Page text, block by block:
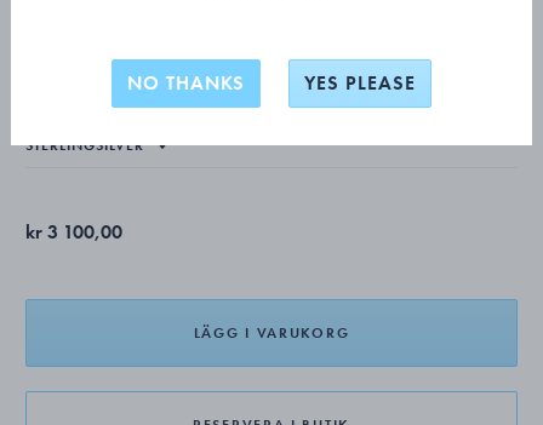
OFFSPRING örhängen, små
kr 3 100,00
LÄGG I VARUKORG
NO THANKS YES PLEASE